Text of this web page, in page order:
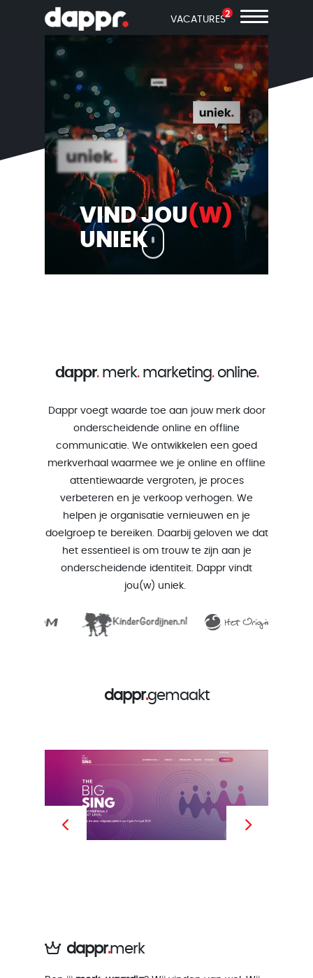
VACATURES
2
VIND JOU(W)
UNIEK
dappr. merk. marketing. online.
Dappr voegt waarde toe aan jouw merk door
onderscheidende online en offline
communicatie. We ontwikkelen een goed
merkverhaal waarmee we je online en offline
attentiewaarde vergroten, je proces
verbeteren en je verkoop verhogen. We
helpen je organisatie vernieuwen en je
doelgroep te bereiken. Daarbij geloven we dat
het essentieel is om trouw te zijn aan je
onderscheidende identiteit. Dappr vindt
jou(w) uniek.
dappr.gemaakt
dappr.merk